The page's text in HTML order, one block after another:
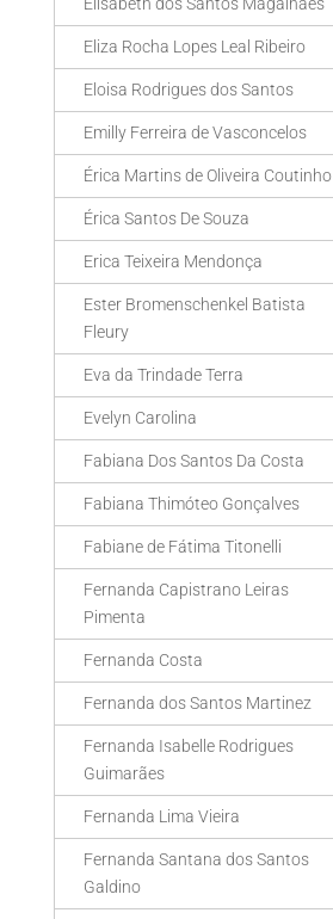
Eliza Rocha Lopes Leal Ribeiro
Eloisa Rodrigues dos Santos
Emilly Ferreira de Vasconcelos
Érica Martins de Oliveira Coutinho
Érica Santos De Souza
Erica Teixeira Mendonça
Ester Bromenschenkel Batista
Fleury
Eva da Trindade Terra
Evelyn Carolina
Fabiana Dos Santos Da Costa
Fabiana Thimóteo Gonçalves
Fabiane de Fátima Titonelli
Fernanda Capistrano Leiras
Pimenta
Fernanda Costa
Fernanda dos Santos Martinez
Fernanda Isabelle Rodrigues
Guimarães
Fernanda Lima Vieira
Fernanda Santana dos Santos
Galdino